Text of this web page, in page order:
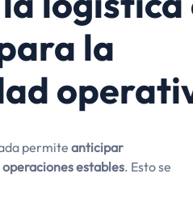
la
permite anticipar
estables. Esto se